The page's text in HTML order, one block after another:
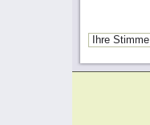
Ihre Stimme